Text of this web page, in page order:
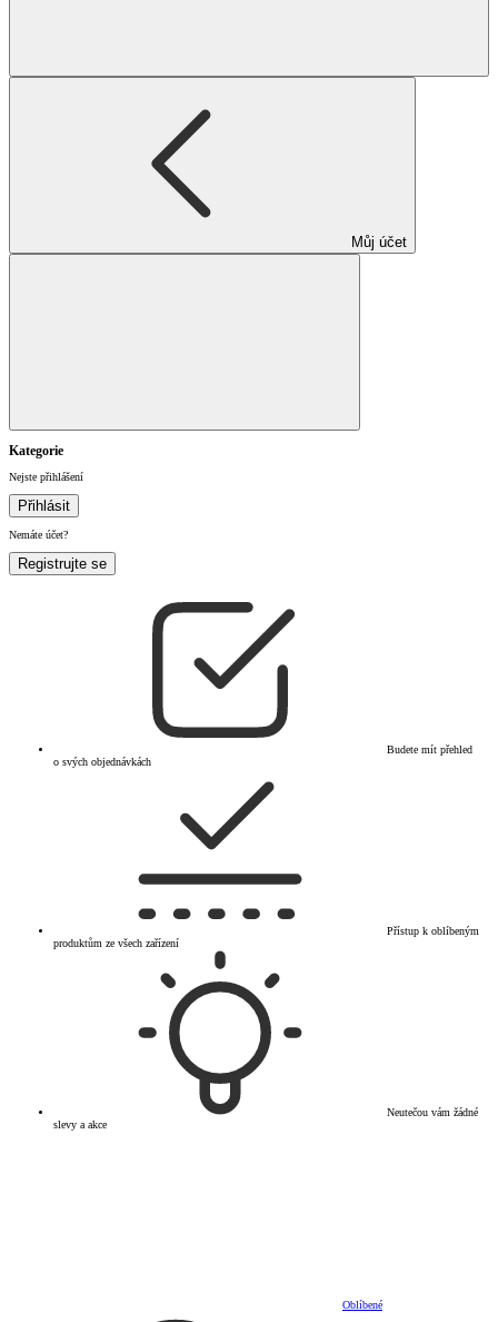
Můj účet
Kategorie
Nejste přihlášení
Přihlásit
Nemáte účet?
Registrujte se
Budete mít přehled
o svých objednávkách
Přístup k oblíbeným
produktům ze všech zařízení
Neutečou vám žádné
slevy a akce
Oblíbené